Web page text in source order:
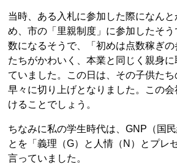
当時、ある入札に参加した際になん
め、市の「里親制度」に参加したそ
数になるそうで、「初めは点数稼ぎ
たちがかわいく、本業と同じく親身
ていました。この日は、その子供た
早々に切り上げとなりました。この
けることでしょう。
ちなみに私の学生時代は、GNP（国
とを「義理（G）と人情（N）とプレ
言っていました。